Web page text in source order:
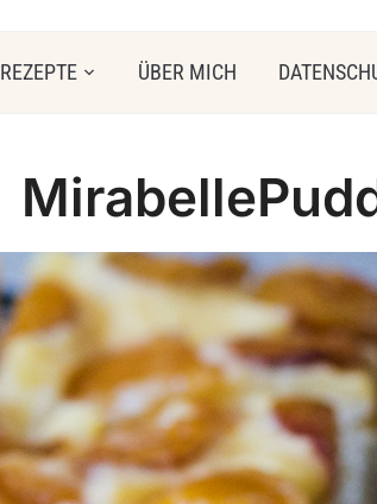
REZEPTE ÜBER MICH